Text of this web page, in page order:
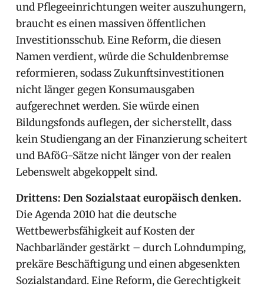
und Pflegeeinrichtungen weiter auszuhungern,
braucht es einen massiven öffentlichen
Investitionsschub. Eine Reform, die diesen
Namen verdient, würde die Schuldenbremse
reformieren, sodass Zukunftsinvestitionen
nicht länger gegen Konsumausgaben
aufgerechnet werden. Sie würde einen
Bildungsfonds auflegen, der sicherstellt, dass
kein Studiengang an der Finanzierung scheitert
und BAföG-Sätze nicht länger von der realen
Lebenswelt abgekoppelt sind.
Drittens: Den Sozialstaat europäisch denken.
Die Agenda 2010 hat die deutsche
Wettbewerbsfähigkeit auf Kosten der
Nachbarländer gestärkt – durch Lohndumping,
prekäre Beschäftigung und einen abgesenkten
Sozialstandard. Eine Reform, die Gerechtigkeit